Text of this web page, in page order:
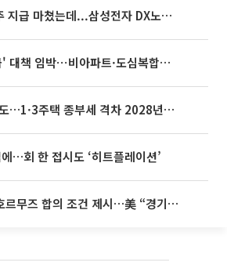
3445억 자사주 지급 마쳤는데...삼성전자 DX노조, 뒤늦은 '떼쓰기 집회'
영끌 '주택공급' 대책 임박⋯비아파트·도심복합까지 총동원
종부세 개편에도…1·3주택 종부세 격차 2028년부터 확대
…회 한 접시도 ‘히트플레이션’
이란, 미국에 호르무즈 합의 조건 제시…美 “경기 아직 안 끝나” [종합]